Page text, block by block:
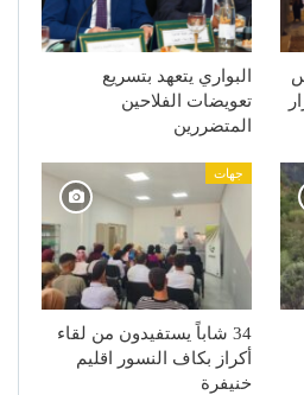
البواري يتعهد بتسريع
تعويضات الفلاحين
المتضررين
جهات
34 شاباً يستفيدون من لقاء
أكراز بكاف النسور اقليم
خنيفرة